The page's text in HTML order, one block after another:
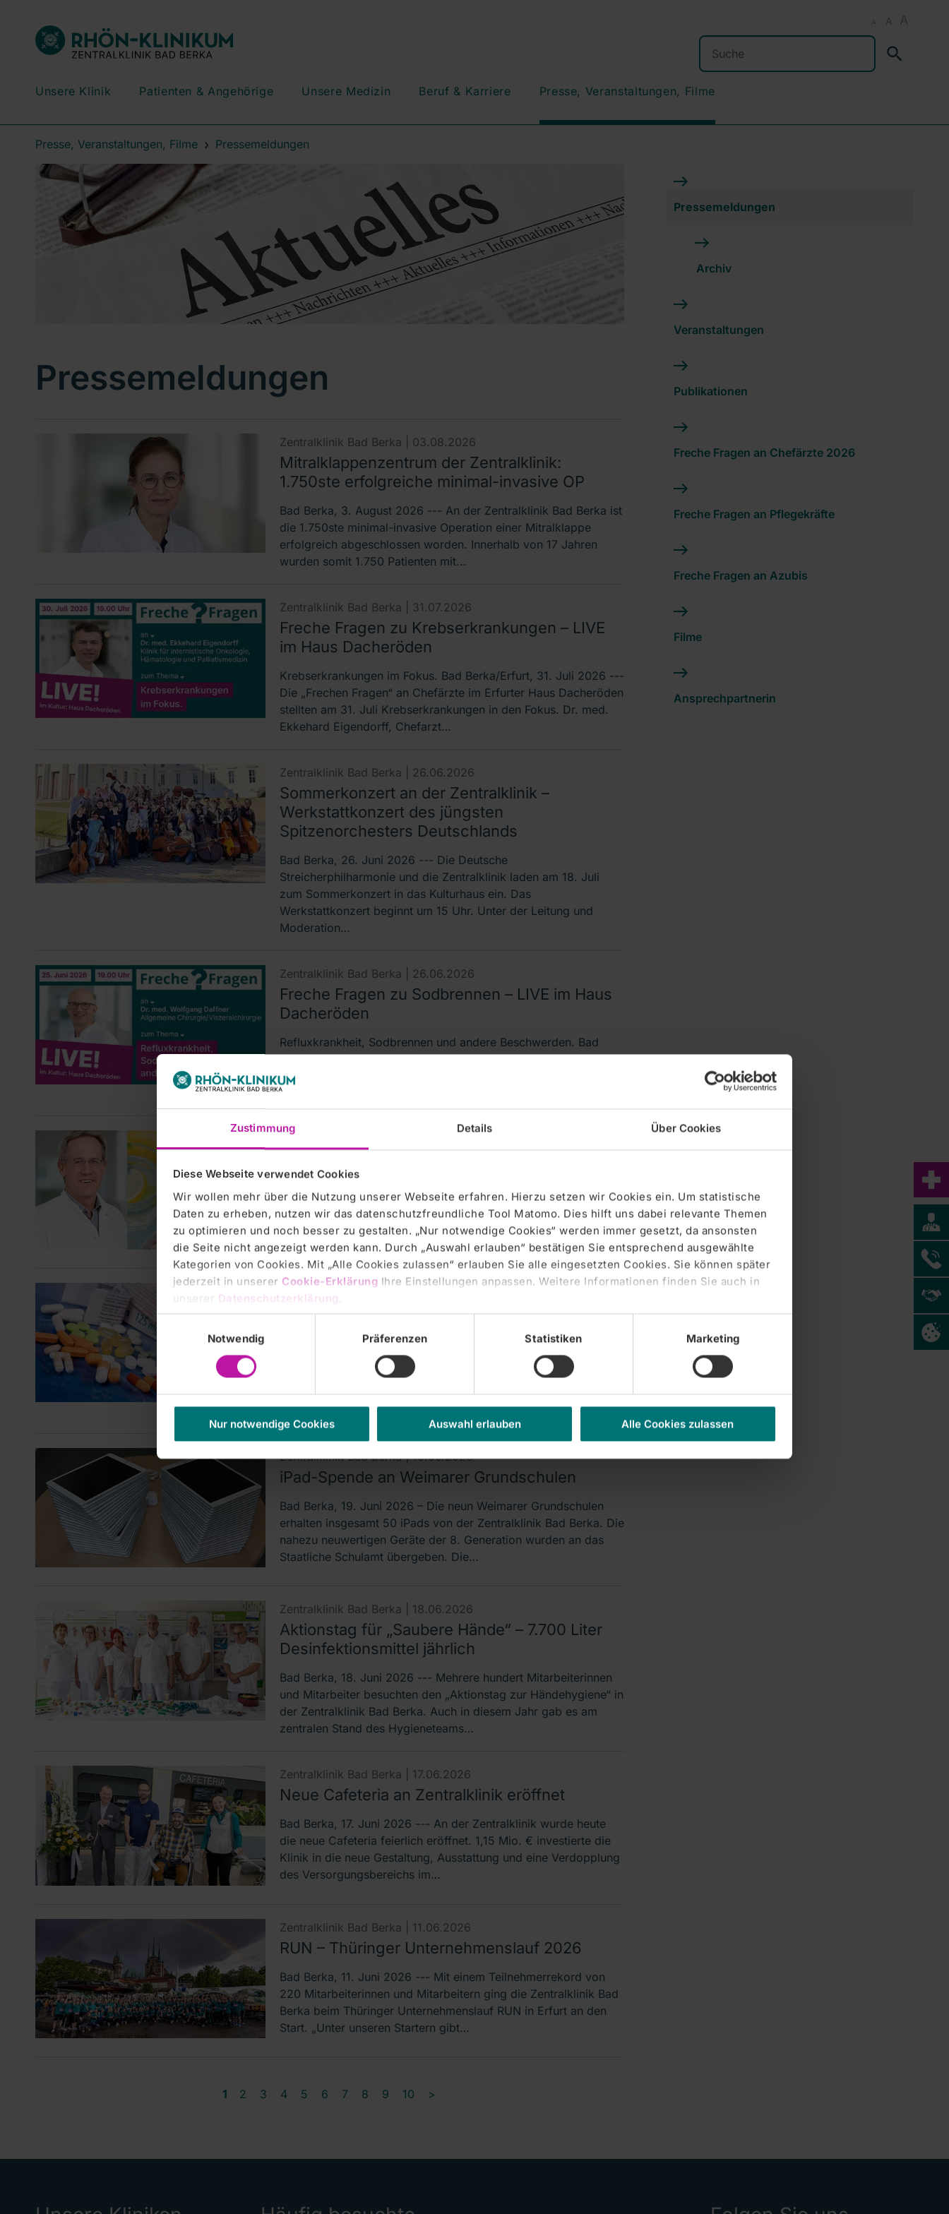
Zustimmung Details Über Cookies
Diese Webseite verwendet Cookies
Wir wollen mehr über die Nutzung unserer Webseite erfahren. Hierzu setzen wir Cookies ein. Um statistische
Daten zu erheben, nutzen wir das datenschutzfreundliche Tool Matomo. Dies hilft uns dabei relevante Themen
zu optimieren und noch besser zu gestalten. „Nur notwendige Cookies“ werden immer gesetzt, da ansonsten
die Seite nicht angezeigt werden kann. Durch „Auswahl erlauben“ bestätigen Sie entsprechend ausgewählte
Kategorien von Cookies. Mit „Alle Cookies zulassen“ erlauben Sie alle eingesetzten Cookies. Sie können später
jederzeit in unserer Cookie-Erklärung Ihre Einstellungen anpassen. Weitere Informationen finden Sie auch in
unserer Datenschutzerklärung
Notwendig
Präferenzen Statistiken Marketing
Nur notwendige Cookies Auswahl erlauben Alle Cookies zulassen
A A A
Suchen
Unsere Klinik Patienten & Angehörige Unsere Medizin Beruf & Karriere Presse, Veranstaltungen, Filme
Presse, Veranstaltungen, Filme Pressemeldungen
Pressemeldungen
Zentralklinik Bad Berka | 03.08.2026
Mitralklappenzentrum der Zentralklinik:
1.750ste erfolgreiche minimal-invasive OP
Bad Berka, 3. August 2026 --- An der Zentralklinik Bad Berka ist
die 1.750ste minimal-invasive Operation einer Mitralklappe
erfolgreich abgeschlossen worden. Innerhalb von 17 Jahren
wurden somit 1.750 Patienten mit…
Zentralklinik Bad Berka | 31.07.2026
Freche Fragen zu Krebserkrankungen – LIVE
im Haus Dacheröden
Krebserkrankungen im Fokus. Bad Berka/Erfurt, 31. Juli 2026 ---
Die „Frechen Fragen“ an Chefärzte im Erfurter Haus Dacheröden
stellten am 31. Juli Krebserkrankungen in den Fokus. Dr. med.
Ekkehard Eigendorff, Chefarzt…
Zentralklinik Bad Berka | 26.06.2026
Sommerkonzert an der Zentralklinik –
Werkstattkonzert des jüngsten
Spitzenorchesters Deutschlands
Bad Berka, 26. Juni 2026 --- Die Deutsche
Streicherphilharmonie und die Zentralklinik laden am 18. Juli
zum Sommerkonzert in das Kulturhaus ein. Das
Werkstattkonzert beginnt um 15 Uhr. Unter der Leitung und
Moderation…
Zentralklinik Bad Berka | 26.06.2026
Freche Fragen zu Sodbrennen – LIVE im Haus
Dacheröden
Refluxkrankheit, Sodbrennen und andere Beschwerden. Bad
Berka/Erfurt, 26. Juni 2026 --- Die „Frechen Fragen“ an
Chefärzte im Erfurter Haus Dacheröden beschäftigten sich in
diesem Monat mit dem Thema „Refluxkrankheit,…
Zentralklinik Bad Berka |
überanstrengen – die allgemeingültigen Tipps für die heißen
Tage kennt jeder. Der Chefarzt des Interdisziplinären
Notfallzentrums der Zentralklinik Bad…
Zentralklinik Bad Berka | 23.06.2026
Hitze und Medikamente – schwere Folgen
Bad Berka, 23. Juni 2026 --- Menschen mit chronischen
Erkrankungen, die Arzneimittel einnehmen, müssen bei hohen
Außentemperaturen besonders vorsichtig sein. Dies rät die
Chefapothekerin der Zentralklinik Bad Berka, Dr.…
Zentralklinik Bad Berka |19.06.2026
iPad-Spende an Weimarer Grundschulen
Bad Berka, 19. Juni 2026 – Die neun Weimarer Grundschulen
erhalten insgesamt 50 iPads von der Zentralklinik Bad Berka. Die
nahezu neuwertigen Geräte der 8. Generation wurden an das
Staatliche Schulamt übergeben. Die…
Zentralklinik Bad Berka | 18.06.2026
Aktionstag für „Saubere Hände“ – 7.700 Liter
Desinfektionsmittel jährlich
Bad Berka, 18. Juni 2026 --- Mehrere hundert Mitarbeiterinnen
und Mitarbeiter besuchten den „Aktionstag zur Händehygiene“ in
der Zentralklinik Bad Berka. Auch in diesem Jahr gab es am
zentralen Stand des Hygieneteams…
Zentralklinik Bad Berka | 17.06.2026
Neue Cafeteria an Zentralklinik eröffnet
Bad Berka, 17. Juni 2026 --- An der Zentralklinik wurde heute
die neue Cafeteria feierlich eröffnet. 1,15 Mio. € investierte die
Klinik in die neue Gestaltung, Ausstattung und eine Verdopplung
des Versorgungsbereichs im…
Zentralklinik Bad Berka | 11.06.2026
RUN – Thüringer Unternehmenslauf 2026
Bad Berka, 11. Juni 2026 --- Mit einem Teilnehmerrekord von
220 Mitarbeiterinnen und Mitarbeitern ging die Zentralklinik Bad
Berka beim Thüringer Unternehmenslauf RUN in Erfurt an den
Start. „Unter unseren Startern gibt…
1 2 3 4 5 6 7 8 9 10 >
Pressemeldungen
Archiv
Veranstaltungen
Publikationen
Freche Fragen an Chefärzte 2026
Freche Fragen an Pflegekräfte
Freche Fragen an Azubis
Filme
Ansprechpartnerin
Zentralklinik Bad Berka GmbH